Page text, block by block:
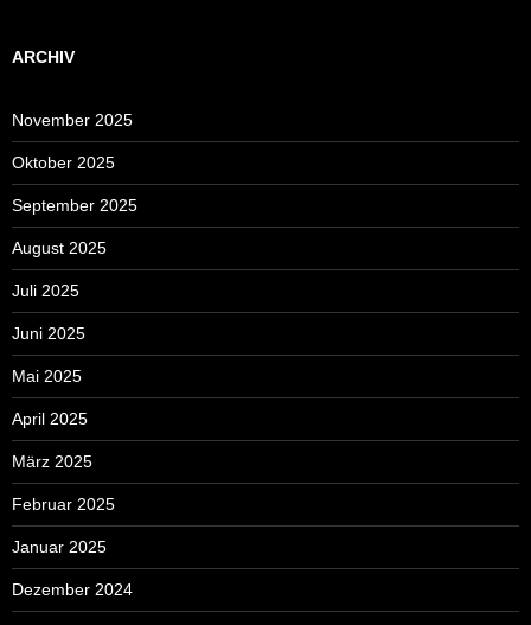
ARCHIV
November 2025
Oktober 2025
September 2025
August 2025
Juli 2025
Juni 2025
Mai 2025
April 2025
März 2025
Februar 2025
Januar 2025
Dezember 2024